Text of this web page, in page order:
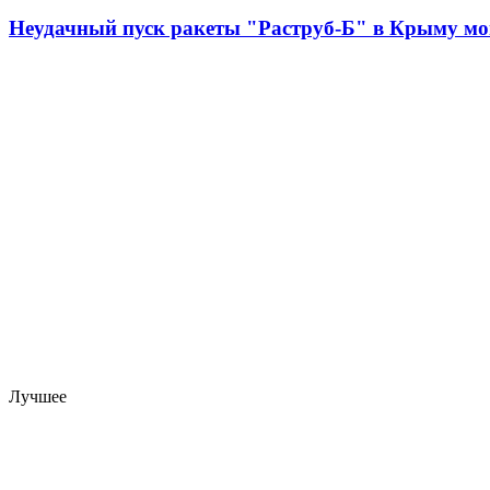
Неудачный пуск ракеты "Раструб-Б" в Крыму
Лучшее